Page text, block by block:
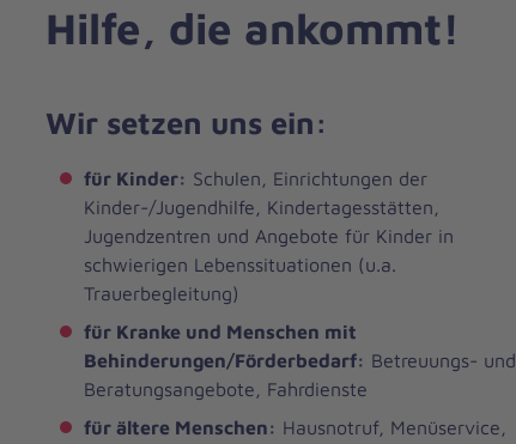
Hilfe, die ankommt!
Wir setzen uns ein:
für Kinder: Schulen, Einrichtungen der
Kinder-/Jugendhilfe, Kindertagesstätten,
Jugendzentren und Angebote für Kinder in
schwierigen Lebenssituationen (u.a.
Trauerbegleitung)
für Kranke und Menschen mit
Behinderungen/Förderbedarf: Betreuungs- und
Beratungsangebote, Fahrdienste
für ältere Menschen: Hausnotruf, Menüservice,